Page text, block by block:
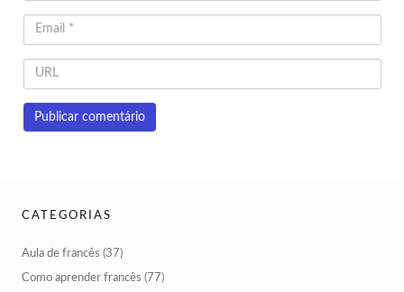
CATEGORIAS
Aula de francês (37)
Como aprender francês (77)